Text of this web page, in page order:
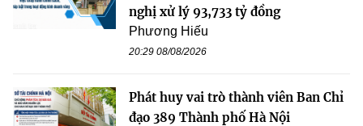
nghị xử lý 93,733 tỷ đồng
Phương Hiếu
20:29 08/08/2026
Phát huy vai trò thành viên Ban Chỉ
đạo 389 Thành phố Hà Nội